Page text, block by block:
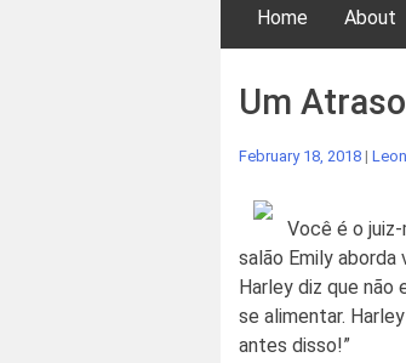
Home About
Um
February 18, 2018 |
Você é o
salão Emily aborda
Harley diz que não
se alimentar.
antes disso!”